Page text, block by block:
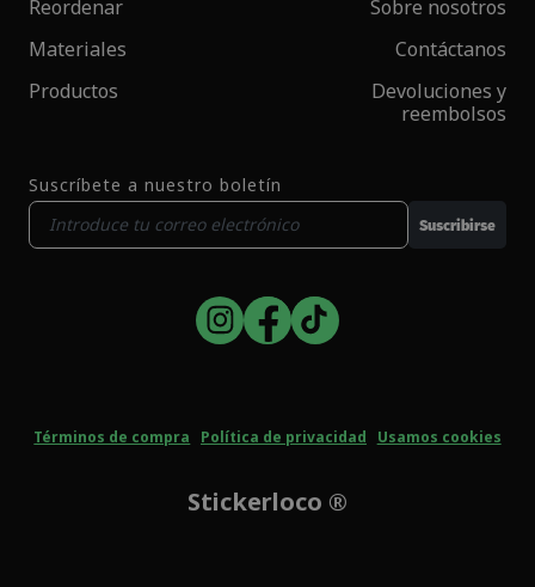
Reordenar
Materiales
Productos
Sobre nosotros
Contáctanos
Devoluciones y
reembolsos
Suscríbete a nuestro boletín
Suscribirse
Términos de compra Política de privacidad Usamos cookies
Stickerloco ®